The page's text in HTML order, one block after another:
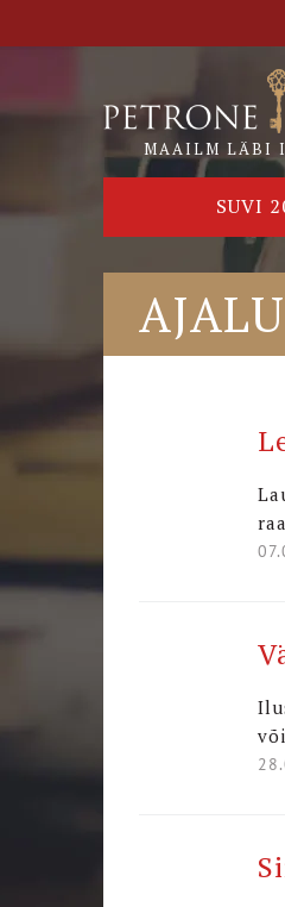
MAAILM LÄBI
SUVI